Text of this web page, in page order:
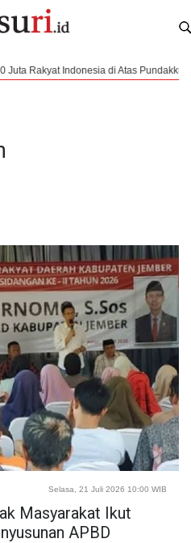
di Atas Pundakku Dari
Selasa, 21 Juli 2026 10:00 WIB
Masyarakat Ikut
APBD